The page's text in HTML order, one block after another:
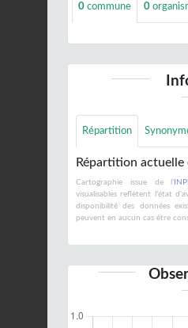
0 commune 0
Répartition
Répartition
Cartographie issue de l'
visualisables reflètent l'état
disponibilité des données
peuvent en aucun cas être